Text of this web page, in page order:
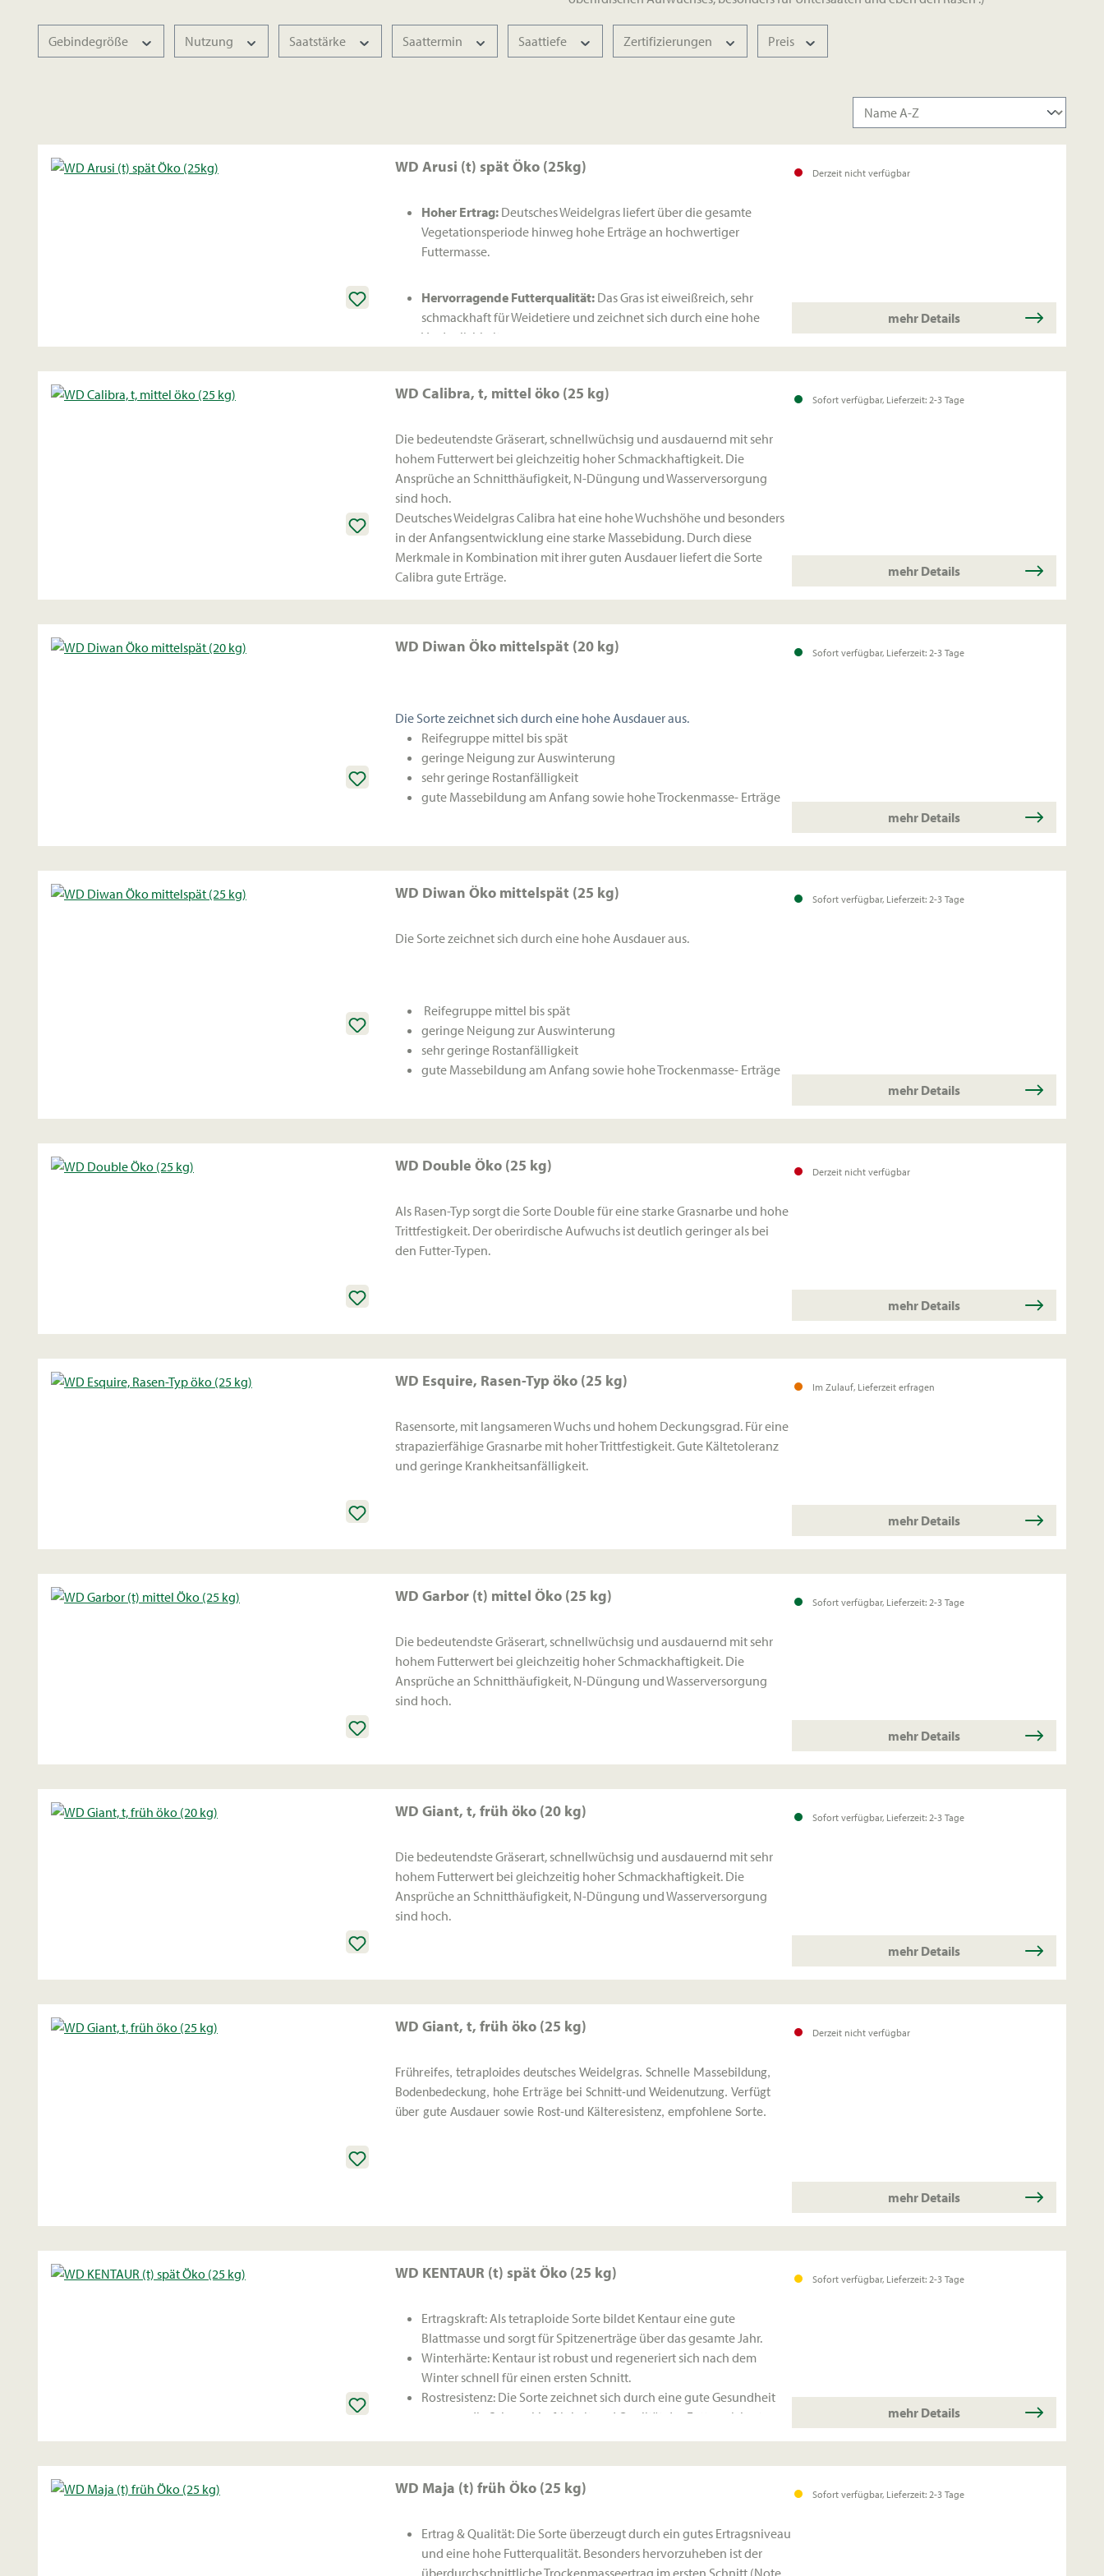
Gebindegröße Nutzung Saatstärke Saattermin Saattiefe Zertifizierungen Preis
WD Arusi (t) spät Öko (25kg)
Hoher Ertrag:Deutsches Weidelgras liefert über die gesamte
Vegetationsperiode hinweg hohe Erträge an hochwertiger
Futtermasse.
Hervorragende Futterqualität:Das Gras ist eiweißreich, sehr
schmackhaft für Weidetiere und zeichnet sich durch eine hohe
Verdaulichkeit aus.
ideal für die Beweidung macht.
Schnelle Keimung:Es etabliert sich zügig und sorgt für eine
schnelle Bodendeckung
Derzeit nicht verfügbar
mehr Details
WD Calibra, t, mittel öko (25 kg)
Die bedeutendste Gräserart, schnellwüchsig und ausdauernd mit sehr
hohem Futterwert bei gleichzeitig hoher Schmackhaftigkeit. Die
Ansprüche an Schnitthäufigkeit, N-Düngung und Wasserversorgung
sind hoch.
Deutsches Weidelgras Calibra hat eine hohe Wuchshöhe und besonders
in der Anfangsentwicklung eine starke Massebidung. Durch diese
Merkmale in Kombination mit ihrer guten Ausdauer liefert die Sorte
Calibra gute Erträge.
Sofort verfügbar, Lieferzeit: 2-3 Tage
mehr Details
WD Diwan Öko mittelspät (20 kg)
Die Sorte zeichnet sich durch eine hohe Ausdauer aus.
Reifegruppe mittel bis spät
geringe Neigung zur Auswinterung
sehr geringe Rostanfälligkeit
gute Massebildung am Anfang sowie hohe Trockenmasse- Erträge
Sofort verfügbar, Lieferzeit: 2-3 Tage
mehr Details
WD Diwan Öko mittelspät (25 kg)
Die Sorte zeichnet sich durch eine hohe Ausdauer aus.
Reifegruppe mittel bis spät
geringe Neigung zur Auswinterung
sehr geringe Rostanfälligkeit
gute Massebildung am Anfang sowie hohe Trockenmasse- Erträge
Sofort verfügbar, Lieferzeit: 2-3 Tage
mehr Details
WD Double Öko (25 kg)
Als Rasen-Typ sorgt die Sorte Double für eine starke Grasnarbe und hohe
Trittfestigkeit. Der oberirdische Aufwuchs ist deutlich geringer als bei
den Futter-Typen.
Derzeit nicht verfügbar
mehr Details
WD Esquire, Rasen-Typ öko (25 kg)
Rasensorte, mit langsameren Wuchs und hohem Deckungsgrad. Für eine
strapazierfähige Grasnarbe mit hoher Trittfestigkeit. Gute Kältetoleranz
und geringe Krankheitsanfälligkeit.
Im Zulauf, Lieferzeit erfragen
mehr Details
WD Garbor (t) mittel Öko (25 kg)
Die bedeutendste Gräserart, schnellwüchsig und ausdauernd mit sehr
hohem Futterwert bei gleichzeitig hoher Schmackhaftigkeit. Die
Ansprüche an Schnitthäufigkeit, N-Düngung und Wasserversorgung
sind hoch.
Sofort verfügbar, Lieferzeit: 2-3 Tage
mehr Details
WD Giant, t, früh öko (20 kg)
Die bedeutendste Gräserart, schnellwüchsig und ausdauernd mit sehr
hohem Futterwert bei gleichzeitig hoher Schmackhaftigkeit. Die
Ansprüche an Schnitthäufigkeit, N-Düngung und Wasserversorgung
sind hoch.
Sofort verfügbar, Lieferzeit: 2-3 Tage
mehr Details
WD Giant, t, früh öko (25 kg)
Frühreifes, tetraploides deutsches Weidelgras. Schnelle Massebildung,
Bodenbedeckung, hohe Erträge bei Schnitt-und Weidenutzung. Verfügt
über gute Ausdauer sowie Rost-und Kälteresistenz, empfohlene Sorte.
Derzeit nicht verfügbar
mehr Details
WD KENTAUR (t) spät Öko (25 kg)
Ertragskraft: Als tetraploide Sorte bildet Kentaur eine gute
Blattmasse und sorgt für Spitzenerträge über das gesamte Jahr.
Winterhärte: Kentaur ist robust und regeneriert sich nach dem
Winter schnell für einen ersten Schnitt.
Rostresistenz: Die Sorte zeichnet sich durch eine gute Gesundheit
aus, was die Schmackhaftigkeit und Qualität des Futters sichert.
Sofort verfügbar, Lieferzeit: 2-3 Tage
mehr Details
WD Maja (t) früh Öko (25 kg)
Ertrag & Qualität: Die Sorte überzeugt durch ein gutes Ertragsniveau
und eine hohe Futterqualität. Besonders hervorzuheben ist der
Sofort verfügbar, Lieferzeit: 2-3 Tage